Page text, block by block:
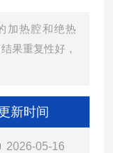
加热腔和绝热
果重复性好，
新时间
2026-05-16